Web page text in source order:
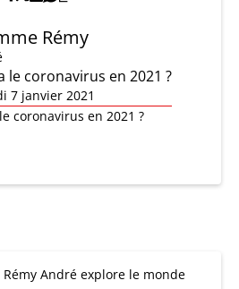
Rémy
le coronavirus en 2021 ?
7 janvier 2021
coronavirus en 2021 ?
André explore le monde